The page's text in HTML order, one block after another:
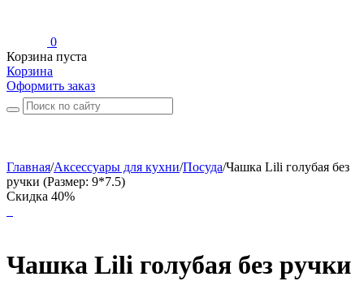
0
Корзина пуста
Корзина
Оформить заказ
Главная/Аксессуары для кухни/Посуда/Чашка Lili голубая без
ручки (Размер: 9*7.5)
Скидка 40%
Чашка Lili голубая без ручки